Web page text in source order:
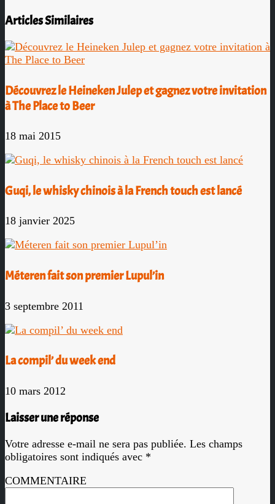
Articles Similaires
Découvrez le Heineken Julep et gagnez votre invitation
à The Place to Beer
18 mai 2015
Guqi, le whisky chinois à la French touch est lancé
18 janvier 2025
Méteren fait son premier Lupul’in
3 septembre 2011
La compil’ du week end
10 mars 2012
Laisser une réponse
Votre adresse e-mail ne sera pas publiée. Les champs
obligatoires sont indiqués avec *
COMMENTAIRE